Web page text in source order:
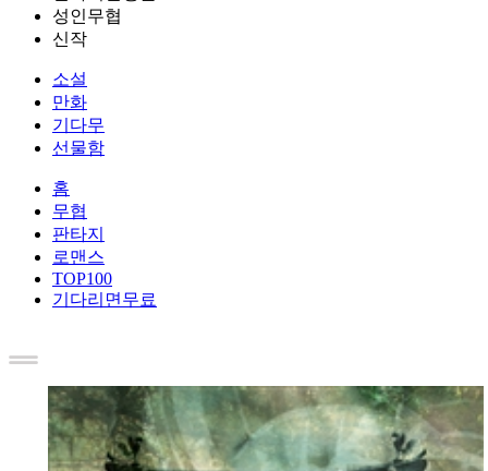
성인무협
신작
소설
만화
기다무
선물함
홈
무협
판타지
로맨스
TOP100
기다리면무료